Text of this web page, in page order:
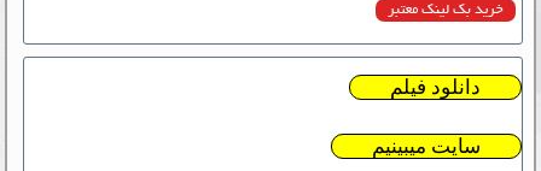
خرید بک لینک معتبر
دانلود فیلم
سایت میبینیم